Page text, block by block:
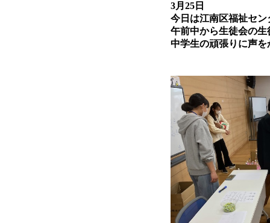
3月25日
今日は江南区福祉セ
午前中から生徒会の
中学生の頑張りに声